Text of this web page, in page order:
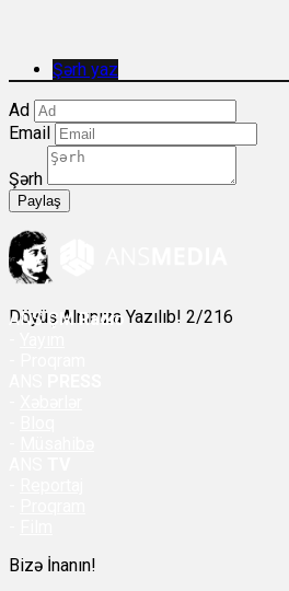
Şərh yaz
Ad
Email
Şərh
Paylaş
Döyüş Alnınıza Yazılıb! 2/216
ANSÇM Radio
Bizə İnanın!